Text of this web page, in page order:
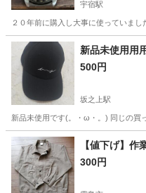
宇宿駅
２０年前に購入し大事に使っていま
鹿児島 鹿児島市 宇宿駅
新品未使用用
500円
坂之上駅
新品未使用です(。・ω・。) 同じの
鹿児島 鹿児島市 坂之上駅
【値下げ】
300円